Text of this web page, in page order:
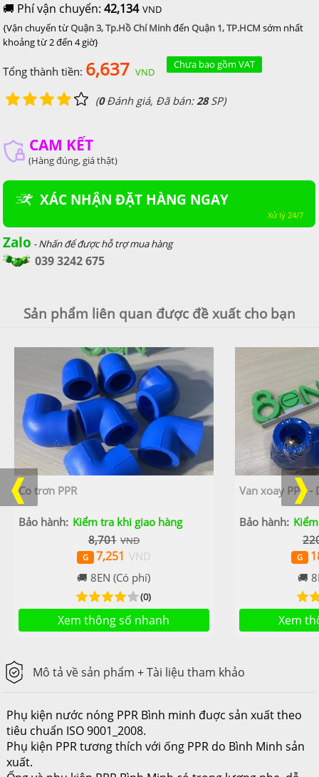
42,134
{Vận chuyển từQuận 3, Tp.Hồ Chí MinhđếnQuận 1, TP.HCM sớm nhất
khoảng từ 2 đến 4 giờ}
6,637 Chưa bao gồm VAT
(0Đánh giá, Đã bán:28SP)
CAM KẾT
(Hàng đúng, giá thật)
XÁC NHẬN ĐẶT HÀNG NGAY
Xử lý 24/7
Zalo - Nhấn để được hỗ trợ mua hàng
039 3242 675
Sản phẩm liên quan được đề xuất cho bạn
Co trơn PPR
Kiểm tra khi giao hàng
8,701
7,251
8EN (Có phí)
(0)
Xem thông số nhanh
Van xoay PPR -
Xem
❰ ❱
Mô tả về sản phẩm+ Tài liệu tham khảo
Phụ kiện nước nóng PPR Bình minh đuợc sản xuất theo
tiêu chuẩn ISO 9001_2008.
Phụ kiện PPR tương thích với ống PPR do Bình Minh sản
xuất.